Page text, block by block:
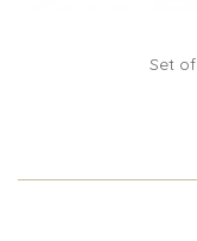
Set of